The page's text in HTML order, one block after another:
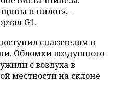
и пилот», –
G1.
спасателям в
Обломки воздушного
с воздуха в
местности на склоне